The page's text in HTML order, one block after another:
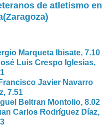
de atletismo en
Marqueta Ibisate, 7.10
Luis Crespo Iglesias,
Francisco Javier Navarro
7.51
Beltran Montolio, 8.02
Carlos Rodríguez Díaz,